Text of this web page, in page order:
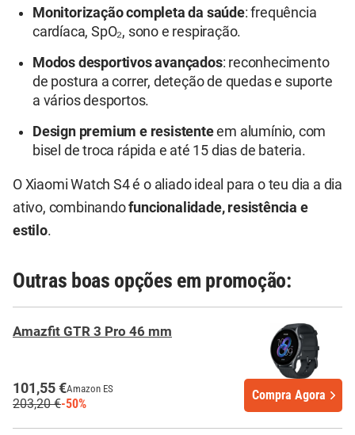
Monitorização completa da saúde: frequência
cardíaca, SpO₂, sono e respiração.
Modos desportivos avançados: reconhecimento
de postura a correr, deteção de quedas e suporte
a vários desportos.
Design premium e resistenteem alumínio, com
bisel de troca rápida e até 15 dias de bateria.
O Xiaomi Watch S4 é o aliado ideal para o teu dia a dia
ativo, combinandofuncionalidade, resistência e
estilo.
Outras boas opções em promoção:
Amazfit GTR 3 Pro 46 mm
101,55 €Amazon ES
203,20 €-50%
Compra Agora